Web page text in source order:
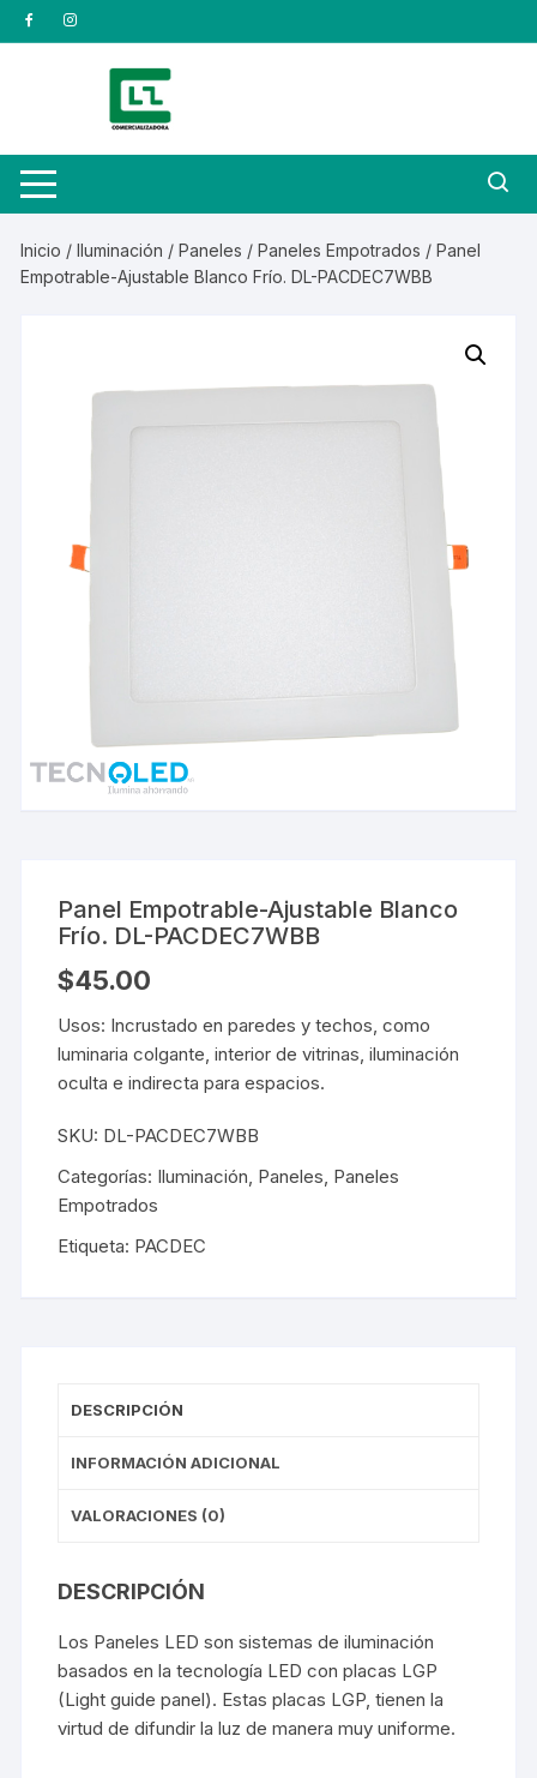
Saltar
al
Inicio /Iluminación /Paneles /Paneles Empotrados / Panel
Empotrable-Ajustable Blanco Frío. DL-PACDEC7WBB
Panel Empotrable-Ajustable Blanco
Frío. DL-PACDEC7WBB
$45.00
Usos: Incrustado en paredes y techos, como
luminaria colgante, interior de vitrinas, iluminación
oculta e indirecta para espacios.
SKU: DL-PACDEC7WBB
Categorías: Iluminación Paneles Paneles
Empotrados
Etiqueta: PACDEC
DESCRIPCIÓN
INFORMACIÓN ADICIONAL
VALORACIONES (0)
DESCRIPCIÓN
Los Paneles LED son sistemas de iluminación
basados en la tecnología LED con placas LGP
(Light guide panel). Estas placas LGP, tienen la
virtud de difundir la luz de manera muy uniforme.